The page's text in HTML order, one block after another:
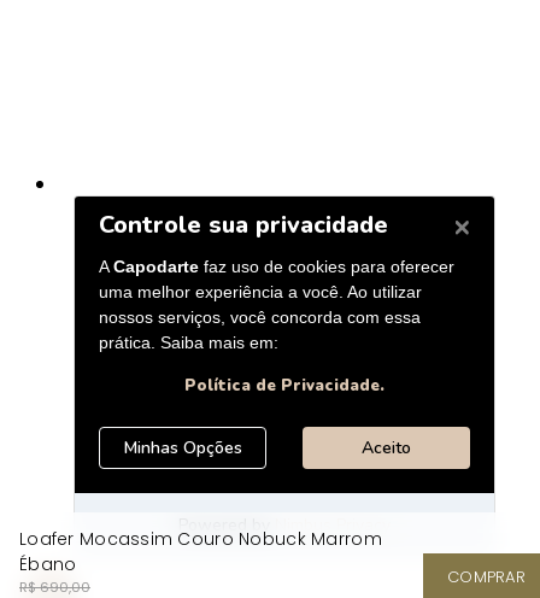
Loafer Mocassim Couro Nobuck Marrom
Ébano
R$ 690,00 COMPRAR